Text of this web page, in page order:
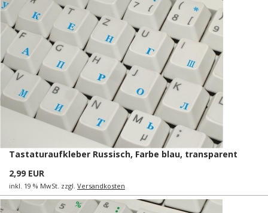
Tastaturaufkleber Russisch, Farbe blau, transparent
2,99 EUR
inkl. 19 % MwSt. zzgl. Versandkosten